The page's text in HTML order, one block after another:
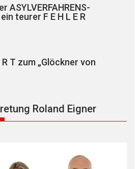
ASYLVERFAHRENS-
teurer F E H L E R
R T zum „Glöckner von
Roland Eigner